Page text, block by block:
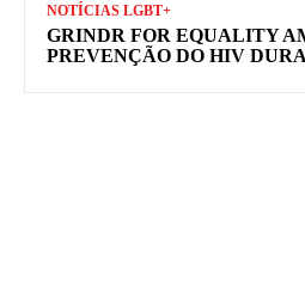
NOTÍCIAS LGBT+
GRINDR FOR EQUALITY
PREVENÇÃO DO HIV